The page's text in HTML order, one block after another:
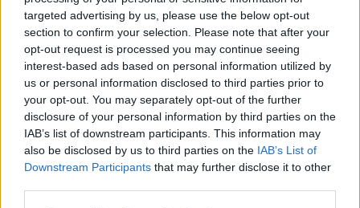
targeted advertising by us, please use the below opt-out
section to confirm your selection. Please note that after your
opt-out request is processed you may continue seeing
interest-based ads based on personal information utilized by
us or personal information disclosed to third parties prior to
your opt-out. You may separately opt-out of the further
disclosure of your personal information by third parties on the
IAB’s list of downstream participants. This information may
also be disclosed by us to third parties on the IAB’s List of
Downstream Participants that may further disclose it to other
Harry Kanelta hieno teko –
ryhtyy entisen seuransa
paitasponsoriksi
Seuraava artikkeli
Joel Pohjanpalo onnistui heti
maalinteossa – HSV jäi
katkeraan tasapeliin